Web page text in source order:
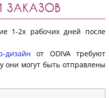
ЗАКАЗОВ
1-2х рабочих дней после
дизайн от ODIVA требуют
они могут быть отправлены